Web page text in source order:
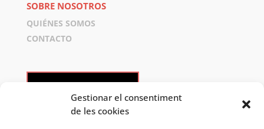
Gestionar el consentiment
de les cookies
SOBRE NOSOTROS
QUIÉNES SOMOS
CONTACTO